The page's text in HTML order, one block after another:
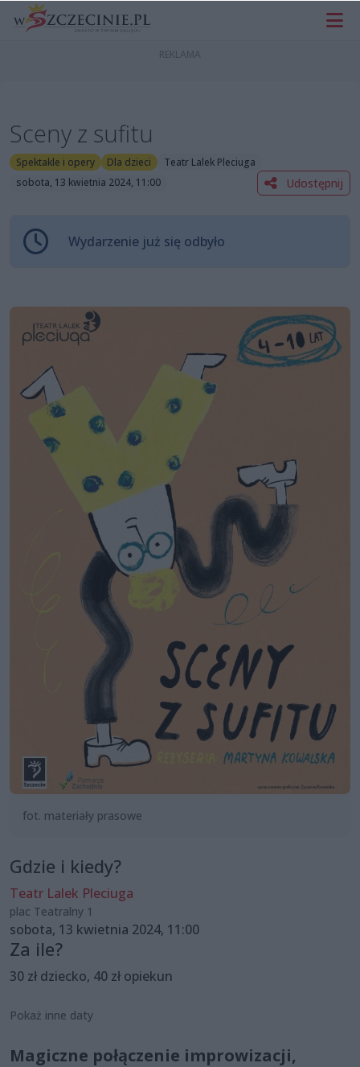
Sceny z sufitu
Spektakle i opery Dla dzieci
Teatr Lalek Pleciuga
sobota, 13 kwietnia 2024, 11:00
Udostępnij
Wydarzenie już się odbyło
fot. materiały prasowe
Gdzie i kiedy?
Teatr Lalek Pleciuga
plac Teatralny 1
sobota, 13 kwietnia 2024, 11:00
Za ile?
30 zł dziecko, 40 zł opiekun
Pokaż inne daty
Magiczne połączenie improwizacji,